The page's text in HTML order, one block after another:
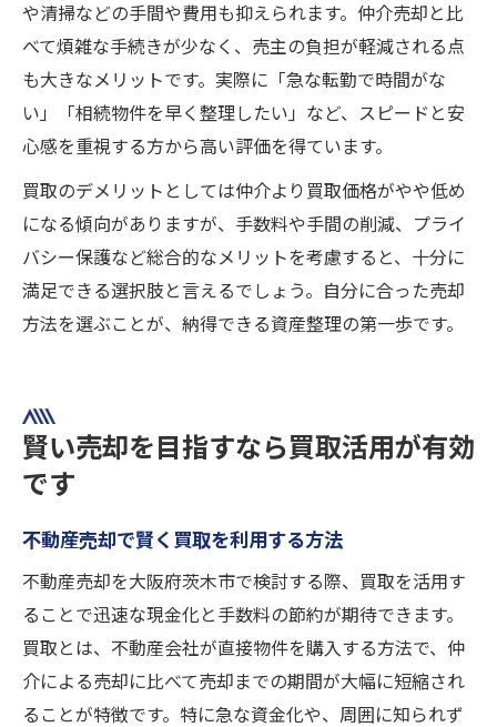
や清掃などの手間や費用も抑えられます。仲介売却と比
べて煩雑な手続きが少なく、売主の負担が軽減される点
も大きなメリットです。実際に「急な転勤で時間がな
い」「相続物件を早く整理したい」など、スピードと安
心感を重視する方から高い評価を得ています。
買取のデメリットとしては仲介より買取価格がやや低め
になる傾向がありますが、手数料や手間の削減、プライ
バシー保護など総合的なメリットを考慮すると、十分に
満足できる選択肢と言えるでしょう。自分に合った売却
方法を選ぶことが、納得できる資産整理の第一歩です。
賢い売却を目指すなら買取活用が有効
です
不動産売却で賢く買取を利用する方法
不動産売却を大阪府茨木市で検討する際、買取を活用す
ることで迅速な現金化と手数料の節約が期待できます。
買取とは、不動産会社が直接物件を購入する方法で、仲
介による売却に比べて売却までの期間が大幅に短縮され
ることが特徴です。特に急な資金化や、周囲に知られず